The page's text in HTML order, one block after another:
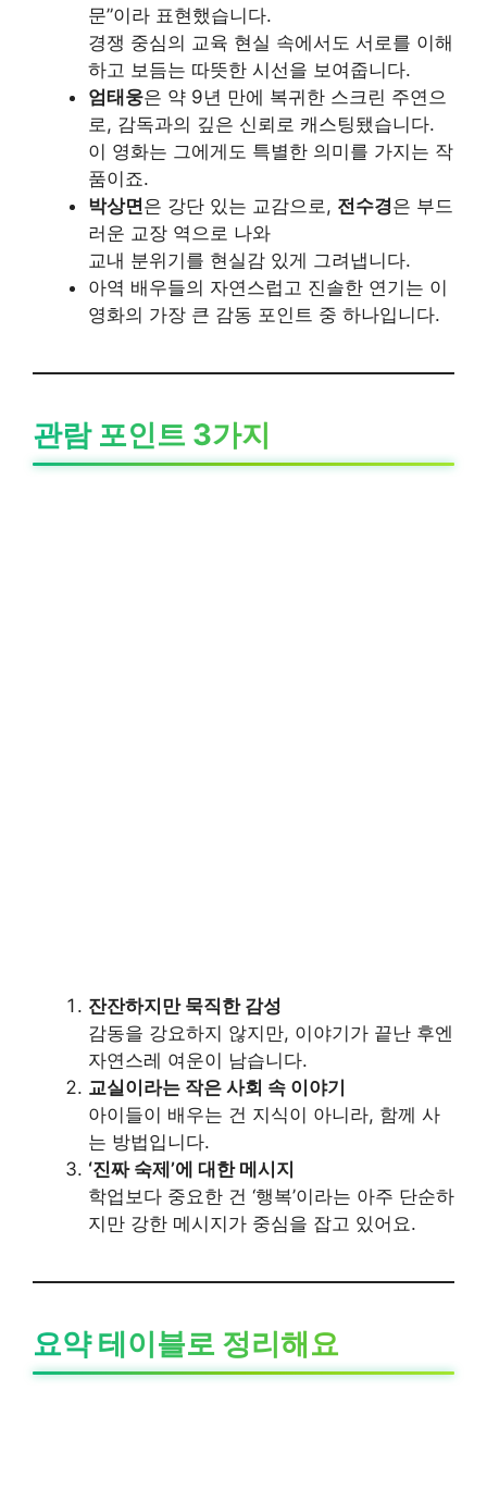
문”이라 표현했습니다.
경쟁 중심의 교육 현실 속에서도 서로를 이해
하고 보듬는 따뜻한 시선을 보여줍니다.
엄태웅은 약 9년 만에 복귀한 스크린 주연으
로, 감독과의 깊은 신뢰로 캐스팅됐습니다.
이 영화는 그에게도 특별한 의미를 가지는 작
품이죠.
박상면은 강단 있는 교감으로, 전수경은 부드
러운 교장 역으로 나와
교내 분위기를 현실감 있게 그려냅니다.
아역 배우들의 자연스럽고 진솔한 연기는 이
영화의 가장 큰 감동 포인트 중 하나입니다.
관람 포인트 3가지
잔잔하지만 묵직한 감성
감동을 강요하지 않지만, 이야기가 끝난 후엔
자연스레 여운이 남습니다.
교실이라는 작은 사회 속 이야기
아이들이 배우는 건 지식이 아니라, 함께 사
는 방법입니다.
‘진짜 숙제’에 대한 메시지
학업보다 중요한 건 ‘행복’이라는 아주 단순하
지만 강한 메시지가 중심을 잡고 있어요.
요약 테이블로 정리해요